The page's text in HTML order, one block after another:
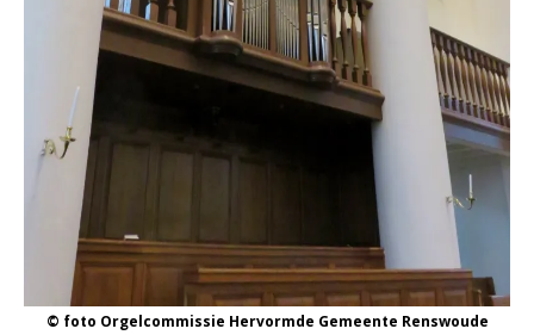
© foto Orgelcommissie Hervormde Gemeente Renswoude